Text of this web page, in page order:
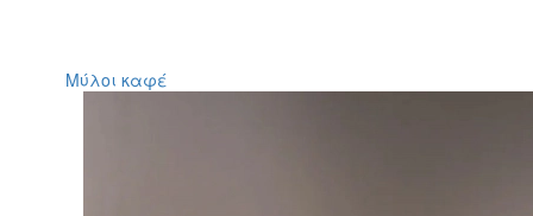
Μύλοι καφέ